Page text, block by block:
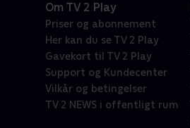
Om TV 2 Play
Priser og abonnement
Her kan du se TV 2 Play
Gavekort til TV 2 Play
Support og Kundecenter
Vilkår og betingelser
TV 2 NEWS i offentligt rum